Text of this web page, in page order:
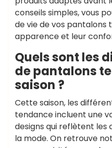
conseils simples, vous
de vie de vos
apparence et leur
Quels sont les
de pantalons
saison ?
Cette saison, les
tendance incluent une
designs qui reflètent les
la mode. On retrouve